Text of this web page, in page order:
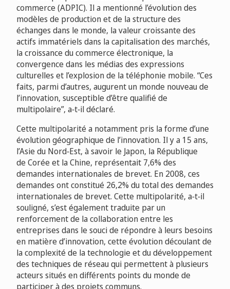
commerce (ADPIC). Il a mentionné l’évolution des
modèles de production et de la structure des
échanges dans le monde, la valeur croissante des
actifs immatériels dans la capitalisation des marchés,
lacroissance du commerce électronique, la
convergence dans les médias des expressions
culturelles et l’explosion de la téléphonie mobile. “Ces
faits, parmi d’autres, augurent un monde nouveau de
l’innovation, susceptible d’être qualifié de
multipolaire”, a‑t‑il déclaré.
Cette multipolarité a notamment pris la forme d’une
évolution géographique de l’innovation. Il y a 15 ans,
l’Asie du Nord‑Est, à savoir le Japon, la République
de Corée et la Chine, représentait 7,6% des
demandes internationales de brevet. En 2008, ces
demandes ont constitué 26,2% du total des demandes
internationales de brevet. Cette multipolarité, a‑t‑il
souligné, s’est également traduite par un
renforcement de la collaboration entre les
entreprises dans le souci de répondre à leurs besoins
en matière d’innovation, cette évolution découlant de
la complexité de la technologie et du développement
des techniques de réseau qui permettent à plusieurs
acteurs situés en différents points du monde de
participer à des projets communs.